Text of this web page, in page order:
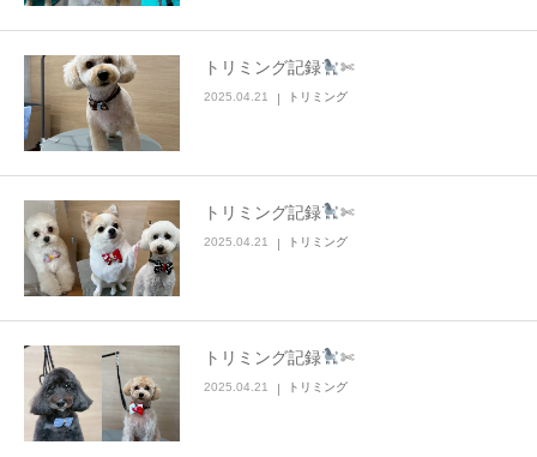
トリミング記録 ✄
2025.04.21 トリミング
トリミング記録 ✄
2025.04.21 トリミング
トリミング記録 ✄
2025.04.21 トリミング